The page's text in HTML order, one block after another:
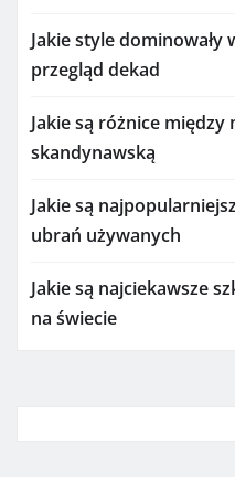
Jakie style dominowały
przegląd dekad
Jakie są różnice między
skandynawską
Jakie są
ubrań używanych
Jakie są najciekawsze
na świecie